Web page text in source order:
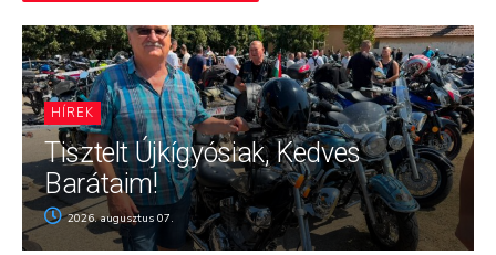
HÍREK
Tisztelt Újkígyósiak, Kedves
Barátaim!
2026. augusztus 07.